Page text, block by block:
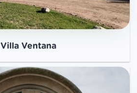
Villa Ventana